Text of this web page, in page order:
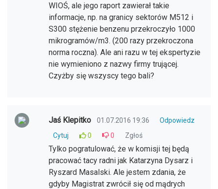
WIOŚ, ale jego raport zawierał takie
informacje, np. na granicy sektorów M512 i
S300 stężenie benzenu przekroczyło 1000
mikrogramów/m3. (200 razy przekroczona
norma roczna). Ale ani razu w tej ekspertyzie
nie wymieniono z nazwy firmy trującej.
Czyżby się wszyscy tego bali?
Jaś Klepitko 01.07.2016 19:36
Odpowiedz
Cytuj
0 0 Zgłoś
Tylko pogratulować, że w komisji tej będą
pracować tacy radni jak Katarzyna Dysarz i
Ryszard Masalski. Ale jestem zdania, że
gdyby Magistrat zwrócił się od mądrych